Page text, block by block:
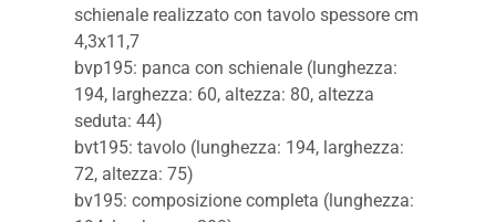
schienale realizzato con tavolo spessore cm
4,3x11,7
bvp195: panca con schienale (lunghezza:
194, larghezza: 60, altezza: 80, altezza
seduta: 44)
bvt195: tavolo (lunghezza: 194, larghezza:
72, altezza: 75)
bv195: composizione completa (lunghezza: